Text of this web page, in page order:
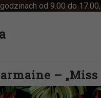
od 9.00 do 17.00,
–